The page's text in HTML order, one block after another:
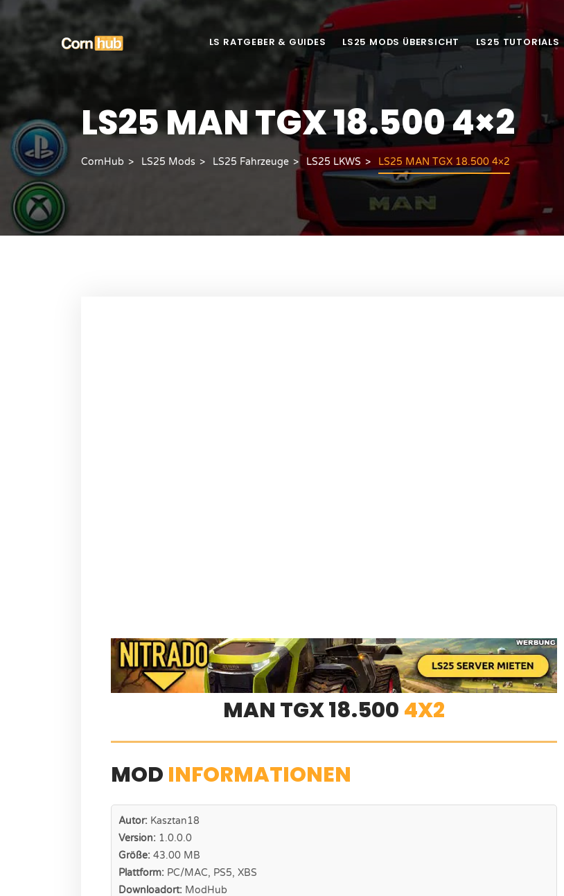
LS RATGEBER & GUIDES LS25 MODS ÜBERSICHT LS25 TUTORIALS
LS25 MAN TGX 18.500 4×2
CornHub LS25 Mods LS25 Fahrzeuge LS25 LKWS LS25 MAN TGX 18.500 4×2
MAN TGX 18.500 4X2
MOD INFORMATIONEN
Autor: Kasztan18
Version: 1.0.0.0
Größe: 43.00 MB
Plattform: PC/MAC, PS5, XBS
Downloadort: ModHub